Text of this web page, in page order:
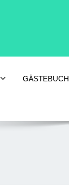
GÄSTEBUCH